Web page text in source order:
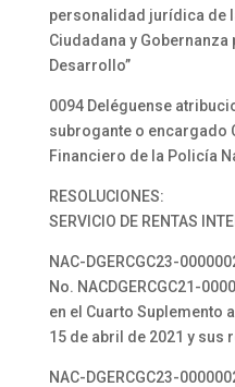
personalidad jurídica de
Ciudadana y
Desarrollo”
0094 Deléguense
subrogante o encargado
Financiero de la Policía
RESOLUCIONES:
SERVICIO DE RENTAS
NAC-DGERCGC23-
No. NACDGERCGC21-
en el Cuarto Suplemento
15 de abril de 2021 y sus
NAC-DGERCGC23-